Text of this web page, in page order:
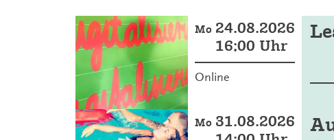
Mo 24.08.2026
16:00 Uhr
Online
Mo 31.08.2026